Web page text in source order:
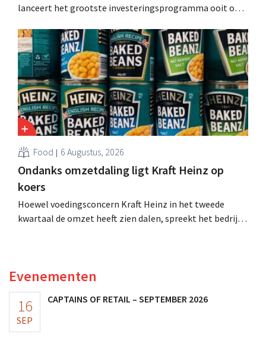
lanceert het grootste investeringsprogramma ooit om
moeten dit momentum grijpen”.
Food 6 Augustus, 2026
Ondanks omzetdaling ligt Kraft Heinz op
koers
Hoewel voedingsconcern Kraft Heinz in het tweede
kwartaal de omzet heeft zien dalen, spreekt het bedrijf
Evenementen
16
SEP
CAPTAINS OF RETAIL – SEPTEMBER 2026